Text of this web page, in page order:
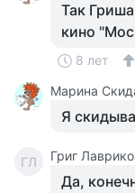
Так
кино
8 лет
Марина
Я
ГЛ Григ
Да,